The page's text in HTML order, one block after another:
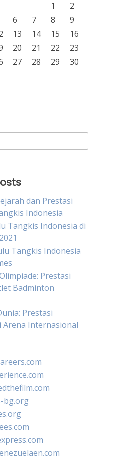
1
2
6 7 8
9
13 14 15
16
20 21 22
23
27 28 29
30
dan Prestasi
Indonesia
Tangkis Indonesia di
Tangkis Indonesia
Prestasi
Badminton
Prestasi
Arena Internasional
bg.org